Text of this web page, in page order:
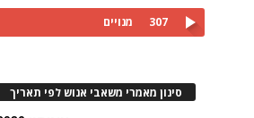
307 מנויים
סינון מאמרי משאבי אנוש לפי תאריך